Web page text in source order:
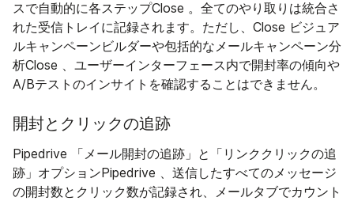
スで自動的に各ステップClose 。全てのやり取りは統合さ
れた受信トレイに記録されます。ただし、Close ビジュア
ルキャンペーンビルダーや包括的なメールキャンペーン分
析Close 、ユーザーインターフェース内で開封率の傾向や
A/Bテストのインサイトを確認することはできません。
開封とクリックの追跡
Pipedrive 「メール開封の追跡」と「リンククリックの追
跡」オプションPipedrive 、送信したすべてのメッセージ
の開封数とクリック数が記録され、メールタブでカウント